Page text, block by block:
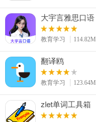
大宇言雅思口语
教育学习 114.82M
翻译鸥
教育学习 123.64M
zlet单词工具箱